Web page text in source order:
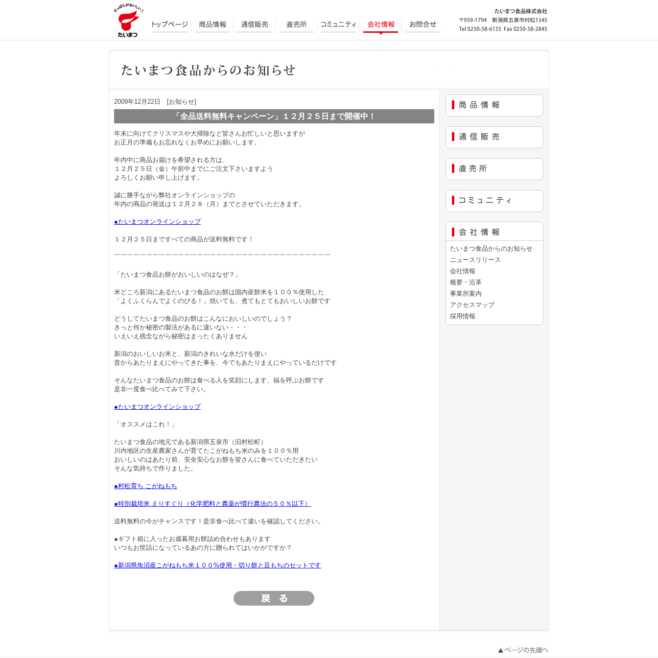
2009年12月22日 [お知らせ]
「全品送料無料キャンペーン」１２月２５日まで開催中！
年末に向けてクリスマスや大掃除など皆さんお忙しいと思いますが
お正月の準備もお忘れなくお早めにお願いします。
年内中に商品お届けを希望される方は、
１２月２５日（金）午前中までにご注文下さいますよう
よろしくお願い申し上げます。
誠に勝手ながら弊社オンラインショップの
年内の商品の発送は１２月２８（月）までとさせていただきます。
●たいまつオンラインショップ
１２月２５日まですべての商品が送料無料です！
￣￣￣￣￣￣￣￣￣￣￣￣￣￣￣￣￣￣￣￣￣￣￣￣￣￣￣￣￣￣￣￣￣￣
「たいまつ食品お餅がおいしいのはなぜ？」
米どころ新潟にあるたいまつ食品のお餅は国内産餅米を１００％使用した
「よくふくらんでよくのびる！」焼いても、煮てもとてもおいしいお餅です
どうしてたいまつ食品のお餅はこんなにおいしいのでしょう？
きっと何か秘密の製法があるに違いない・・・
いえいえ残念ながら秘密はまったくありません
新潟のおいしいお米と、新潟のきれいな水だけを使い
昔からあたりまえにやってきた事を、今でもあたりまえにやっているだけです
そんなたいまつ食品のお餅は食べる人を笑顔にします、福を呼ぶお餅です
是非一度食べ比べてみて下さい。
●たいまつオンラインショップ
「オススメはこれ！」
たいまつ食品の地元である新潟県五泉市（旧村松町）
川内地区の生産農家さんが育てたこがねもち米のみを１００％用
おいしいのはあたり前、安全安心なお餅を皆さんに食べていただきたい
そんな気持ちで作りました。
●村松育ち こがねもち
●特別栽培米 えりすぐり（化学肥料と農薬が慣行農法の５０％以下）
送料無料の今がチャンスです！是非食べ比べて違いを確認してください。
●ギフト箱に入ったお歳暮用お餅詰め合わせもあります
いつもお世話になっているあの方に贈られてはいかがですか？
●新潟県魚沼産こがねもち米１００%使用・切り餅と豆もちのセットです
たいまつ食品からのお知らせ
ニュースリリース
会社情報
概要・沿革
事業所案内
アクセスマップ
採用情報